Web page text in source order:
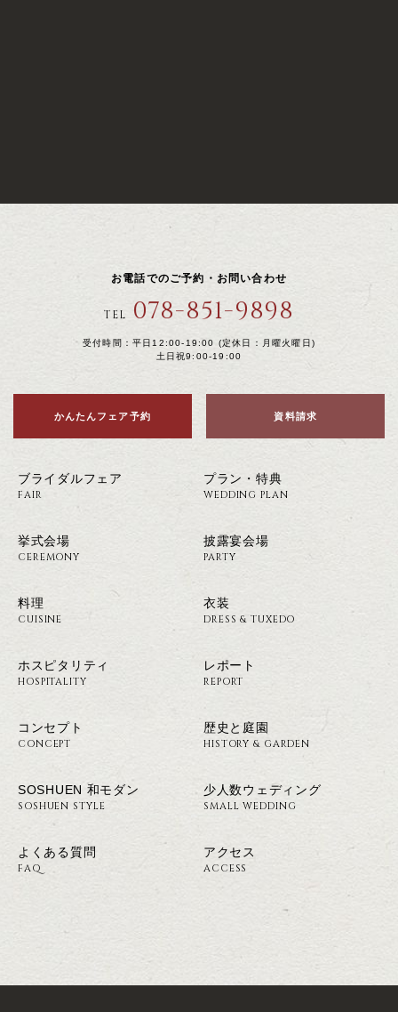
お電話でのご予約・お問い合わせ
TEL 078-851-9898
受付時間：平日12:00-19:00 (定休日：月曜火曜日)
土日祝9:00-19:00
かんたんフェア予約 資料請求
ブライダルフェア
FAIR
プラン・特典
WEDDING PLAN
挙式会場
CEREMONY
披露宴会場
PARTY
料理
CUISINE
衣装
DRESS & TUXEDO
ホスピタリティ
HOSPITALITY
レポート
REPORT
コンセプト
CONCEPT
歴史と庭園
HISTORY & GARDEN
SOSHUEN 和モダン
SOSHUEN STYLE
少人数ウェディング
SMALL WEDDING
よくある質問
FAQ
アクセス
ACCESS